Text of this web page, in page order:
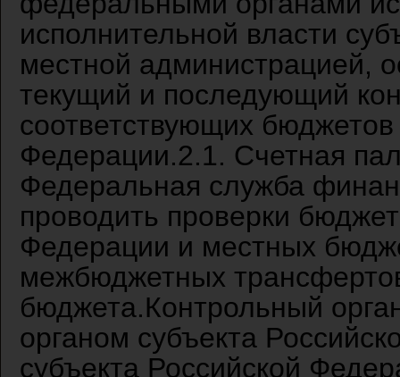
исполнительной власти
местной администрацией,
текущий и последующий
соответствующих
Федерации.2.1. Счетная
Федеральная служба
проводить проверки
Федерации и местных
межбюджетных
бюджета.Контрольный
органом субъекта
субъекта Российской